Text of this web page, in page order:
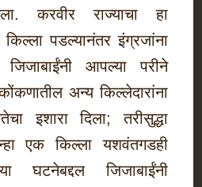
करवीर राज्याचा हा
पडल्यानंतर इंग्रजांना
जिजाबाईंनी आपल्या परीने
अन्य किल्लेदारांना
इशारा दिला; तरीसुद्धा
एक किल्ला यशवंतगडही
घटनेबद्दल जिजाबाईंनी